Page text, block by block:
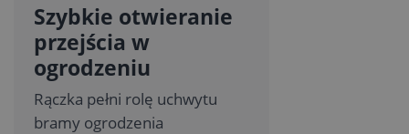
Szybkie otwieranie
przejścia w
ogrodzeniu
Rączka pełni rolę uchwytu
bramy ogrodzenia